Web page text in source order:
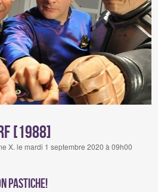
[1988]
X. le mardi 1 septembre 2020 à 09h00
pastiche!